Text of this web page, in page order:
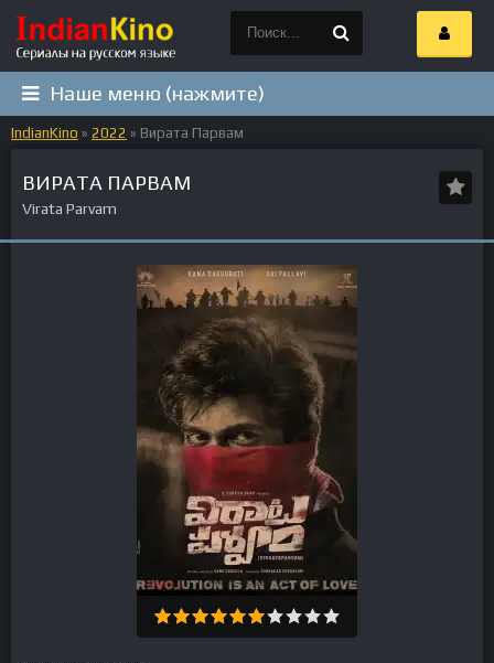
Наше меню (нажмите)
IndianKino » 2022 » Вирата Парвам
ВИРАТА ПАРВАМ
Virata Parvam